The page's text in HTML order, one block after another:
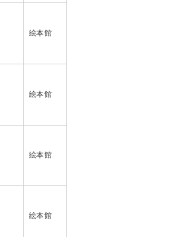
絵本館
絵本館
絵本館
絵本館